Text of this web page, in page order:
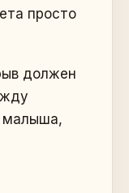
просто
должен
малыша,